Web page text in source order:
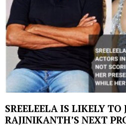
SREELEELA IS LIKELY TO
RAJINIKANTH’S NEXT